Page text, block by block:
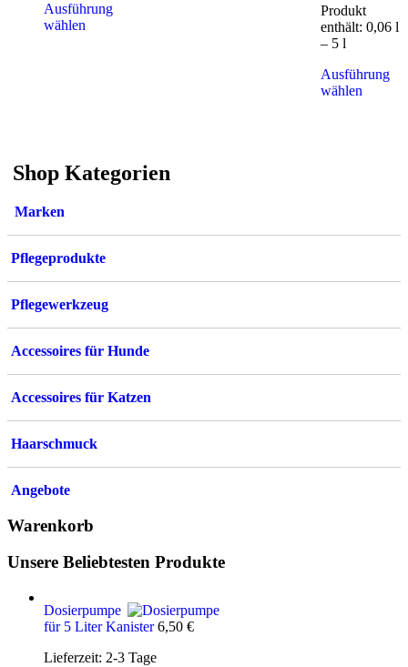
Ausführung
wählen
auf
werden
Produkt
enthält: 0,06 l
– 5 l
Ausführung
wählenDieses
auf
gewählt
Shop Kategorien
Marken
Pflegeprodukte
Pflegewerkzeug
Accessoires für Hunde
Accessoires für Katzen
Haarschmuck
Angebote
Warenkorb
Unsere Beliebtesten Produkte
Dosierpumpe
für 5 Liter Kanister 6,50 €
Lieferzeit: 2-3 Tage